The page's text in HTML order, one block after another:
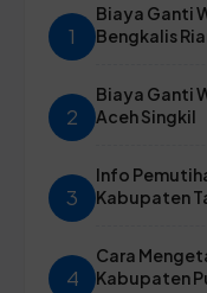
1
Biaya Ganti
Bengkalis
2
Biaya Ganti
Aceh Singkil
3
Info
Kabupaten
4
Cara
Kabupaten